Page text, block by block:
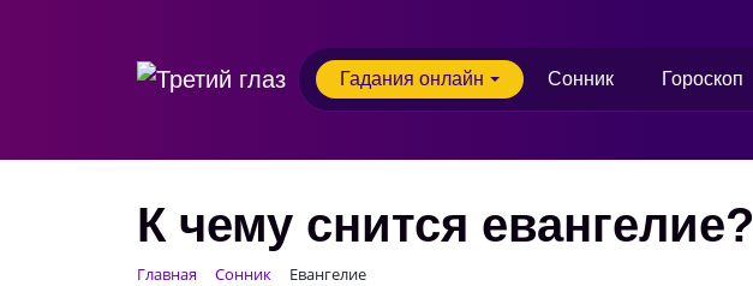
Гадания онлайн Сонник Гороскоп
К чему снится евангелие?
Главная Сонник Евангелие